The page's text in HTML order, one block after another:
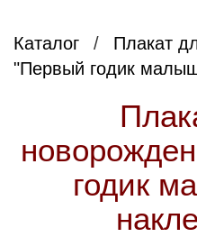
Каталог
Плакат
"Первый годик
годик